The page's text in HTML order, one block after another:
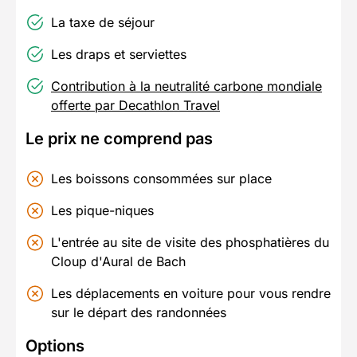
La taxe de séjour
Les draps et serviettes
Contribution à la neutralité carbone mondiale
offerte par Decathlon Travel
Le prix ne comprend pas
Les boissons consommées sur place
Les pique-niques
L'entrée au site de visite des phosphatières du
Cloup d'Aural de Bach
Les déplacements en voiture pour vous rendre
sur le départ des randonnées
Options